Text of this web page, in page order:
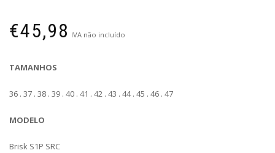
€45,98 IVA não incluído
TAMANHOS
36 . 37 . 38 . 39 . 40 . 41 . 42 . 43 . 44 . 45 . 46 . 47
MODELO
Brisk S1P SRC